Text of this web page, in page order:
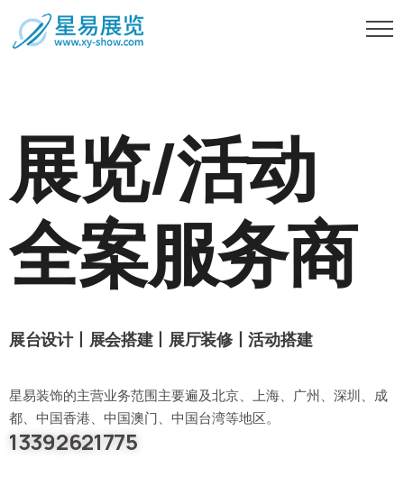
展览/活动
全案服务商
展台设计丨展会搭建丨展厅装修丨活动搭建
星易装饰的主营业务范围主要遍及北京、上海、广州、深圳、成
都、中国香港、中国澳门、中国台湾等地区。
13392621775